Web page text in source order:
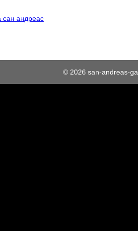
сан андреас
© 2026 san-andreas-